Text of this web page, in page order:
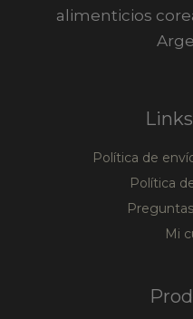
alimenticios
Política de
Política
Mi